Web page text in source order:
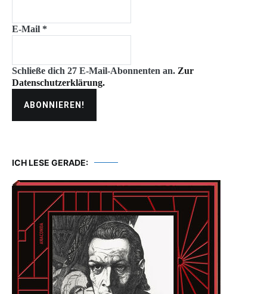
E-Mail *
Schließe dich 27 E-Mail-Abonnenten an. Zur
Datenschutzerklärung.
ICH LESE GERADE: